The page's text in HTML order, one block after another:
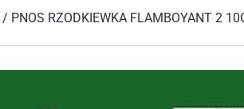
/ PNOS RZODKIEWKA FLAMBOYANT 2